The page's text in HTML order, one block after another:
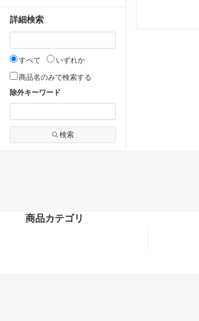
詳細検索
すべて
いずれか
商品名のみで検索する
除外キーワード
検索
商品カテゴリ